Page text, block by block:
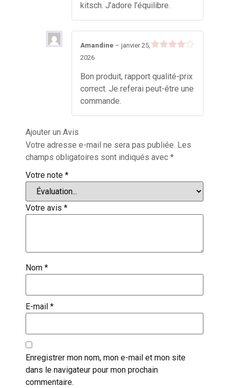
kitsch. J’adore l’équilibre.
Amandine – janvier 25,
2026
Bon produit, rapport qualité-prix
correct. Je referai peut-être une
commande.
Ajouter un Avis
Votre adresse e-mail ne sera pas publiée. Les
champs obligatoires sont indiqués avec *
Votre note *
Votre avis *
Nom *
E-mail *
Enregistrer mon nom, mon e-mail et mon site
dans le navigateur pour mon prochain
commentaire.